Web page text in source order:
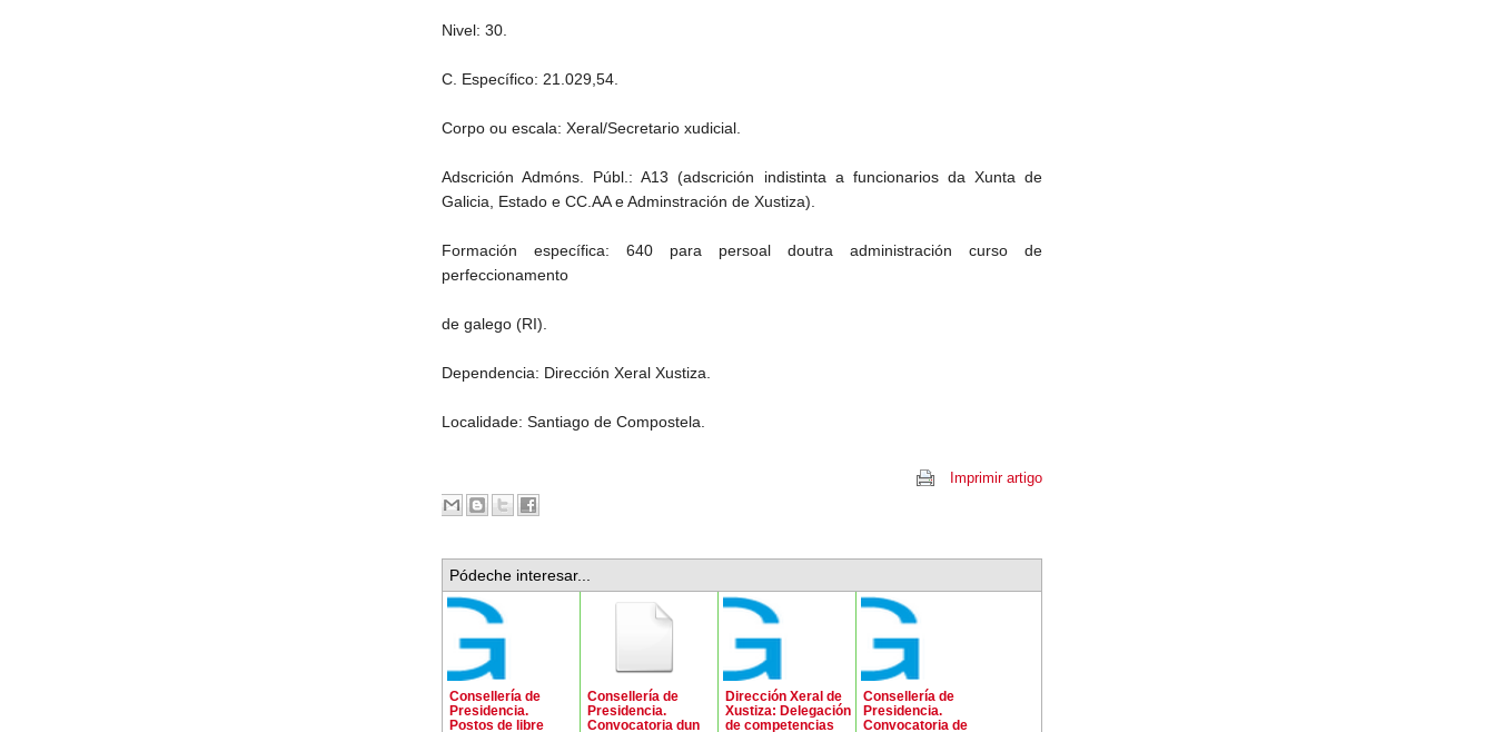
Nivel: 30.
C. Específico: 21.029,54.
Corpo ou escala: Xeral/Secretario xudicial.
Adscrición Admóns. Públ.: A13 (adscrición indistinta a funcionarios da Xunta de
Galicia, Estado e CC.AA e Adminstración de Xustiza).
Formación específica: 640 para persoal doutra administración curso de
perfeccionamento
de galego (RI).
Dependencia: Dirección Xeral Xustiza.
Localidade: Santiago de Compostela.
Imprimir artigo
Pódeche interesar...
Consellería de
Presidencia.
Postos de libre
Consellería de
Presidencia.
Convocatoria dun
Dirección Xeral de
Xustiza: Delegación
de competencias
Consellería de
Presidencia.
Convocatoria de